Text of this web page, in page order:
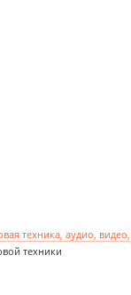
техника, аудио, видео,
техники